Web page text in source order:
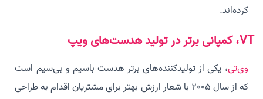
کرده‌اند.
VT، کمپانی برتر در تولید هدست‌های ویپ
وی‌تی، یکی از تولیدکننده‌های برتر هدست باسیم و بی‌سیم است
که از سال 2005 با شعار ارزش بهتر برای مشتریان اقدام به طراحی